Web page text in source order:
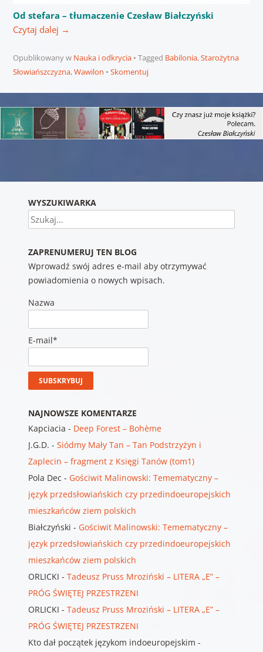
Od stefara – tłumaczenie Czesław Białczyński
Czytaj dalej →
Opublikowany w Nauka i odkrycia Tagged Babilonia,Starożytna
Słowiańszczyzna,Wawilon Skomentuj
WYSZUKIWARKA
Szukaj
ZAPRENUMERUJ TEN BLOG
Wprowadź swój adres e-mail aby otrzymywać
powiadomienia o nowych wpisach.
Nazwa
E-mail*
NAJNOWSZE KOMENTARZE
Kapciacia - Deep Forest – Bohème
J.G.D. - Siódmy Mały Tan – Tan Podstrzyżyn i
Zaplecin – fragment z Księgi Tanów (tom1)
Pola Dec - Gościwit Malinowski: Temematyczny –
język przedsłowiańskich czy przedindoeuropejskich
mieszkańców ziem polskich
Białczyński - Gościwit Malinowski: Temematyczny –
język przedsłowiańskich czy przedindoeuropejskich
mieszkańców ziem polskich
ORLICKI - Tadeusz Pruss Mroziński – LITERA „E” –
PRÓG ŚWIĘTEJ PRZESTRZENI
ORLICKI - Tadeusz Pruss Mroziński – LITERA „E” –
PRÓG ŚWIĘTEJ PRZESTRZENI
Kto dał początek językom indoeuropejskim -